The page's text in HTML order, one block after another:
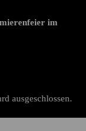
im
ausgeschlossen.